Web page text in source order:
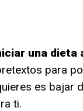
una dieta
para
es bajar
ti.